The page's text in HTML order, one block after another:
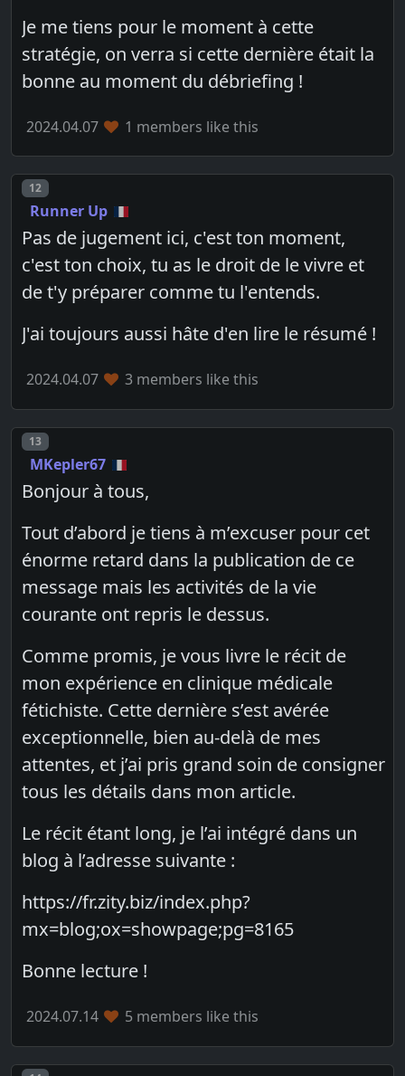
Je me tiens pour le moment à cette
stratégie, on verra si cette dernière était la
bonne au moment du débriefing !
2024.04.07 1 members like this
Post number
12
Runner Up
Pas de jugement ici, c'est ton moment,
c'est ton choix, tu as le droit de le vivre et
de t'y préparer comme tu l'entends.
J'ai toujours aussi hâte d'en lire le résumé !
2024.04.07 3 members like this
Post number
13
MKepler67
Bonjour à tous,
Tout d’abord je tiens à m’excuser pour cet
énorme retard dans la publication de ce
message mais les activités de la vie
courante ont repris le dessus.
Comme promis, je vous livre le récit de
mon expérience en clinique médicale
fétichiste. Cette dernière s’est avérée
exceptionnelle, bien au-delà de mes
attentes, et j’ai pris grand soin de consigner
tous les détails dans mon article.
Le récit étant long, je l’ai intégré dans un
blog à l’adresse suivante :
https://fr.zity.biz/index.php?
mx=blog;ox=showpage;pg=8165
Bonne lecture !
2024.07.14 5 members like this